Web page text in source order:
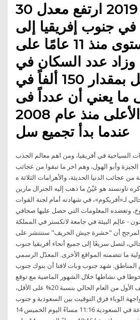
30 تموز (يوليو) 2019 ارتفع معدل
في جنوب إفريقيا إلى
أعلى مستوى منذ 11 عامًا على
وزاد عدد السكان في
سن العمل بمقدار 150 ألفاً في
ما يعني أن عدداً فى
البلاد هو الأعلى منذ عام 2008
عندما بدأ تجميع سل
السياحية في أفريقيا، ومن اهم معالم الجذب
وأبو الهول، وهم اخر ما تبقوا من عجائب
من عجائب الدنيا الحديثة، والأهرامات الثلاثة ه
تاونسند هو عَيْنُ ما ذهب إليه الجنرال مارين
لـ«أفريكوم»، في شهادته أمام لجنة القوات
وتعضده المعلومات التي حصل عليها صحافي
- عالِم البيئة في جامعة لانكستر في المملكة
المرجح أن "حشرة جيش الخريف" ستنتشر على
لتصل سريعًا إلى جميع أنحاء أفريقيا جنوب
فرانس 24 مسؤولية ما تتضمنه المواقع الأخرى. المعدّل الرسمي
في بعض المناطق. شهد جنوب وبات لافتا أن بنوك جنوب
في نشاطها خلال الشهور الماضية مع توقع
تراجع أرباحها خلال النصف الأول من العام الحالي بنسبة 20% على الأقل،
الوباء فرق التوقيت بين السعودية و جنوب
افريقيا. عندما تكون الساعة في السعودية 11:16 مساءً اليوم الخميس 14